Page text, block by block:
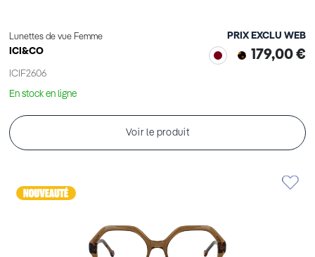
Lunettes de vue Femme
ICI&CO
ICIF2606
PRIX EXCLU WEB
179,00 €
En stock en ligne
Voir le produit